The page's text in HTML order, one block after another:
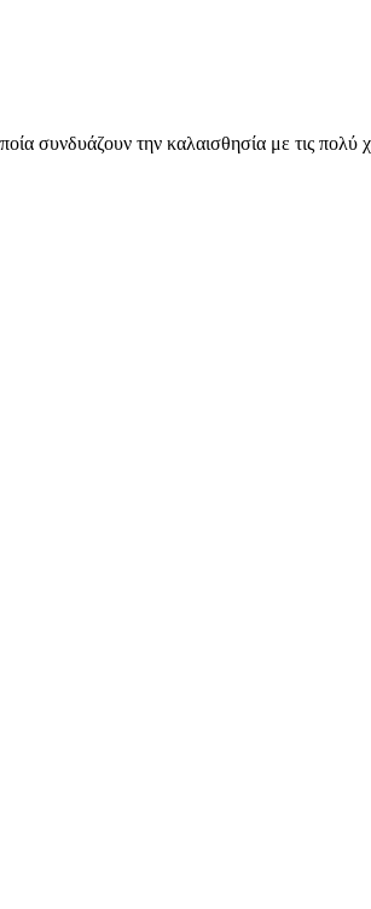
συνδυάζουν την καλαισθησία με τις πολύ